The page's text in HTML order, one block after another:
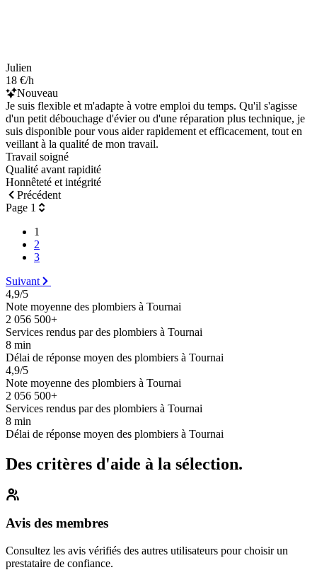
Julien
18 €/h
Nouveau
Je suis flexible et m'adapte à votre emploi du temps. Qu'il s'agisse
d'un petit débouchage d'évier ou d'une réparation plus technique, je
suis disponible pour vous aider rapidement et efficacement, tout en
veillant à la qualité de mon travail.
Travail soigné
Qualité avant rapidité
Honnêteté et intégrité
Précédent
Page 1
1
2
3
Suivant
4,9/5
Note moyenne des plombiers à Tournai
2 056 500+
Services rendus par des plombiers à Tournai
8 min
Délai de réponse moyen des plombiers à Tournai
4,9/5
Note moyenne des plombiers à Tournai
2 056 500+
Services rendus par des plombiers à Tournai
8 min
Délai de réponse moyen des plombiers à Tournai
Des critères d'aide à la sélection.
Avis des membres
Consultez les avis vérifiés des autres utilisateurs pour choisir un
prestataire de confiance.